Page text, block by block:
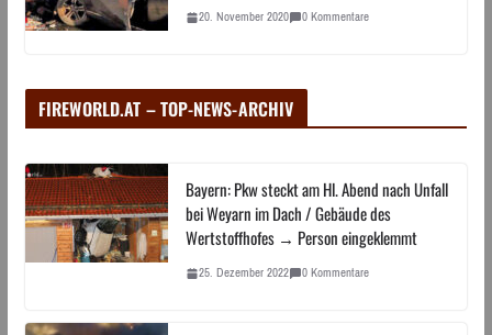
20. November 2020 0 Kommentare
FIREWORLD.AT – TOP-NEWS-ARCHIV
Bayern: Pkw steckt am Hl. Abend nach Unfall
bei Weyarn im Dach / Gebäude des
Wertstoffhofes → Person eingeklemmt
25. Dezember 2022 0 Kommentare